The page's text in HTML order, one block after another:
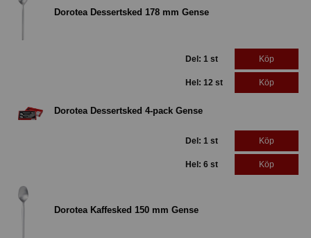
Dorotea Dessertsked 178 mm Gense
Del: 1 st Köp
Hel: 12 st Köp
Dorotea Dessertsked 4-pack Gense
Del: 1 st Köp
Hel: 6 st Köp
Dorotea Kaffesked 150 mm Gense